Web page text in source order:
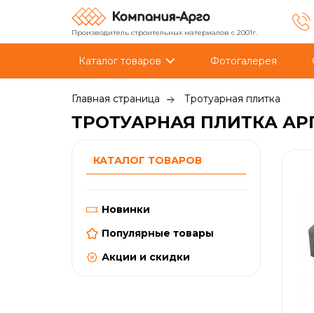
Производитель строительных материалов с 2001г.
Каталог товаров Фотогалерея
Главная страница Тротуарная плитка
ТРОТУАРНАЯ ПЛИТКА
КАТАЛОГ ТОВАРОВ
Новинки
Популярные товары
Акции и скидки